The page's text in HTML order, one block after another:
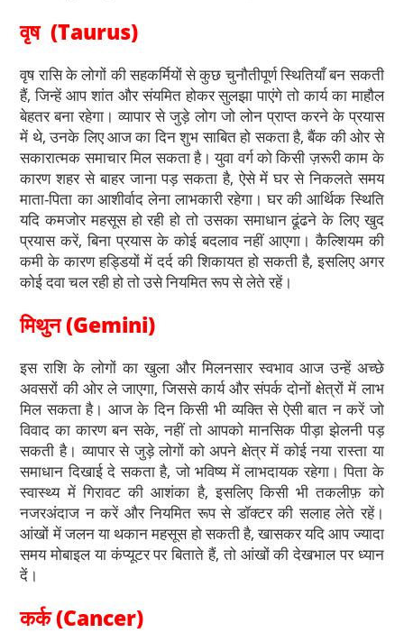
वृष (Taurus)
वृष रासि के लोगों की सहकर्मियों से कुछ चुनौतीपूर्ण स्थितियाँ बन सकती
हैं, जिन्हें आप शांत और संयमित होकर सुलझा पाएंगे तो कार्य का माहौल
बेहतर बना रहेगा। व्यापार से जुड़े लोग जो लोन प्राप्त करने के प्रयास
में थे, उनके लिए आज का दिन शुभ साबित हो सकता है, बैंक की ओर से
सकारात्मक समाचार मिल सकता है। युवा वर्ग को किसी ज़रूरी काम के
कारण शहर से बाहर जाना पड़ सकता है, ऐसे में घर से निकलते समय
माता-पिता का आशीर्वाद लेना लाभकारी रहेगा। घर की आर्थिक स्थिति
यदि कमजोर महसूस हो रही हो तो उसका समाधान ढूंढने के लिए खुद
प्रयास करें, बिना प्रयास के कोई बदलाव नहीं आएगा। कैल्शियम की
कमी के कारण हड्डियों में दर्द की शिकायत हो सकती है, इसलिए अगर
कोई दवा चल रही हो तो उसे नियमित रूप से लेते रहें।
मिथुन (Gemini)
इस राशि के लोगों का खुला और मिलनसार स्वभाव आज उन्हें अच्छे
अवसरों की ओर ले जाएगा, जिससे कार्य और संपर्क दोनों क्षेत्रों में लाभ
मिल सकता है। आज के दिन किसी भी व्यक्ति से ऐसी बात न करें जो
विवाद का कारण बन सके, नहीं तो आपको मानसिक पीड़ा झेलनी पड़
सकती है। व्यापार से जुड़े लोगों को अपने क्षेत्र में कोई नया रास्ता या
समाधान दिखाई दे सकता है, जो भविष्य में लाभदायक रहेगा। पिता के
स्वास्थ्य में गिरावट की आशंका है, इसलिए किसी भी तकलीफ़ को
नजरअंदाज न करें और नियमित रूप से डॉक्टर की सलाह लेते रहें।
आंखों में जलन या थकान महसूस हो सकती है, खासकर यदि आप ज्यादा
समय मोबाइल या कंप्यूटर पर बिताते हैं, तो आंखों की देखभाल पर ध्यान
दें।
कर्क (Cancer)